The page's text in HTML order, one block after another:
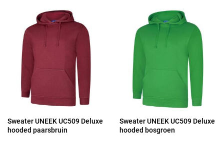
Sweater UNEEK UC509 Deluxe
hooded paarsbruin
Sweater UNEEK UC509 Deluxe
hooded bosgroen